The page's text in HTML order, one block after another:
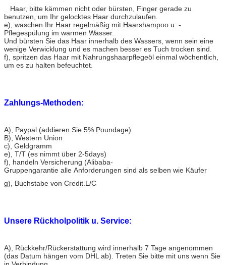
Haar, bitte kämmen nicht oder bürsten,
Finger gerade zu
benutzen, um Ihr gelocktes Haar durchzulaufen.
e), waschen Ihr Haar regelmäßig mit Haarshampoo u. -
Pflegespülung im warmen Wasser.
Und bürsten Sie das Haar innerhalb des Wassers, wenn sein eine
wenige Verwicklung und es machen besser es Tuch trocken sind.
f), spritzen das Haar mit Nahrungshaarpflegeöl einmal wöchentlich,
um es zu halten befeuchtet.
Zahlungs-Methoden:
A) , Paypal (addieren Sie 5% Poundage)
B), Western Union
c), Geldgramm
e), T/T (es nimmt über 2-5days)
f), handeln Versicherung (Alibaba-
Gruppengarantie alle Anforderungen sind als selben wie Käufer
g), Buchstabe von Credit.L/C
Unsere Rückholpolitik u. Service:
A) , Rückkehr/Rückerstattung wird innerhalb 7 Tage angenommen
(das Datum hängen vom DHL ab). Treten Sie bitte mit uns wenn Sie